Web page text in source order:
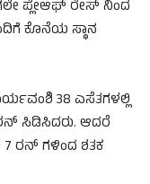
ಪ್ಲೇಆಫ್‌ ರೇಸ್‌ ನಿಂದ
ಕೊನೆಯ ಸ್ಥಾನ
38 ಎಸೆತಗಳಲ್ಲಿ
ಸಿಡಿಸಿದರು. ಆದರೆ
ರನ್‌ ಗಳಿಂದ ಶತಕ